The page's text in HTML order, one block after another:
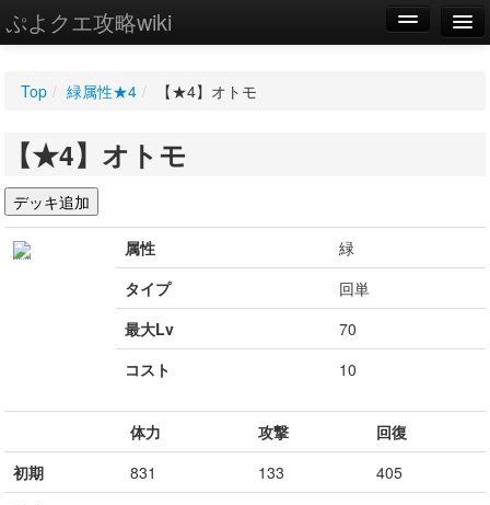
ぷよクエ攻略wiki
WIKI
設定
Top / 緑属性★4 / 【★4】オトモ
【★4】オトモ
属性
緑
タイプ
回単
最大Lv
70
コスト
10
体力 攻撃
回復
初期
831 133
405